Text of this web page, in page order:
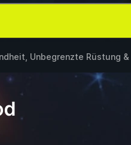
Unbegrenzte Rüstung &